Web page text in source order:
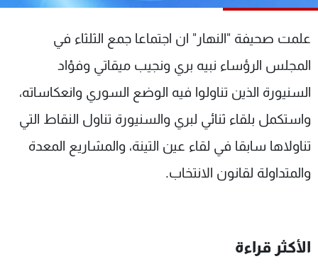
علمت صحيفة "النهار" ان اجتماعا جمع الثلثاء في
المجلس الرؤساء نبيه بري ونجيب ميقاتي وفؤاد
السنيورة الذين تناولوا فيه الوضع السوري وانعكاساته،
واستكمل بلقاء ثنائي لبري والسنيورة تناول النقاط التي
تناولاها سابقا في لقاء عين التينة، والمشاريع المعدة
والمتداولة لقانون الانتخاب.
الأكثر قراءة
الترددات
عن MTV
الإنـتـاج
لاعلاناتكم
وظائف
تواصل معنا
شروط الإسـتخدام
سياسة الخصوصية